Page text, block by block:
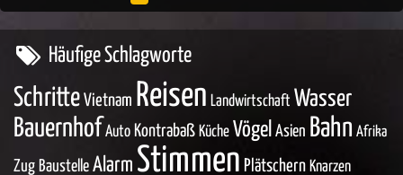
Häufige Schlagworte
Schritte Vietnam Reisen Landwirtschaft Wasser
Bauernhof Auto Kontrabaß Küche Vögel Asien Bahn Afrika
Zug Baustelle Alarm Stimmen Plätschern Knarzen